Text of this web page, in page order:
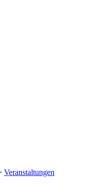
Veranstaltungen